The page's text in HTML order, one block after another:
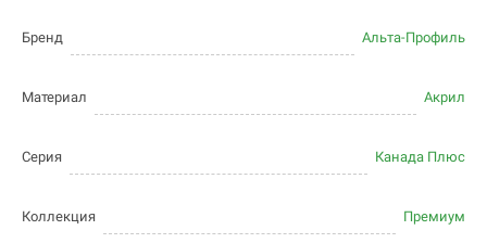
Бренд Альта-Профиль
Материал Акрил
Серия Канада Плюс
Коллекция Премиум